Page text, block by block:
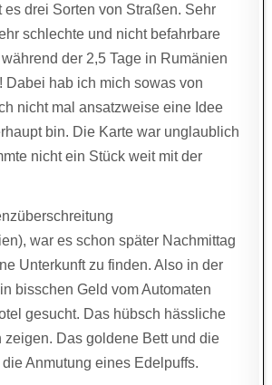
es drei Sorten von Straßen. Sehr
schlechte und nicht befahrbare
der 2,5 Tage in Rumänien
Dabei hab ich mich sowas von
nicht mal ansatzweise eine Idee
bin. Die Karte war unglaublich
nicht ein Stück weit mit der
war es schon später Nachmittag
Unterkunft zu finden. Also in der
bisschen Geld vom Automaten
gesucht. Das hübsch hässliche
zeigen. Das goldene Bett und die
Anmutung eines Edelpuffs.